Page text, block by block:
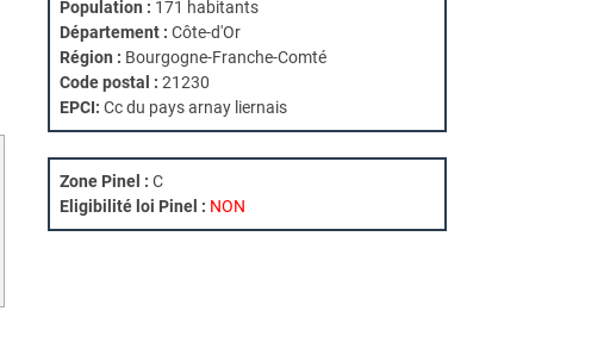
Population : 171 habitants
Département : Côte-d'Or
Région : Bourgogne-Franche-Comté
Code postal : 21230
EPCI: Cc du pays arnay liernais
Zone Pinel : C
Eligibilité loi Pinel : NON